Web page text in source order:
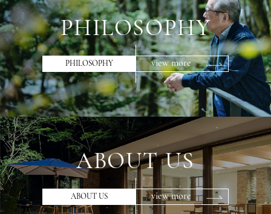
PHILOSOPHY
PHILOSOPHY view more
ABOUT US
ABOUT US view more